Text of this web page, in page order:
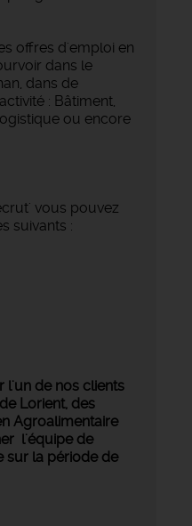
offres d'emploi en
dans le
dans de
: Bâtiment,
ou encore
vous pouvez
suivants :
l'un de nos clients
Lorient, des
Agroalimentaire
l'équipe de
sur la période de